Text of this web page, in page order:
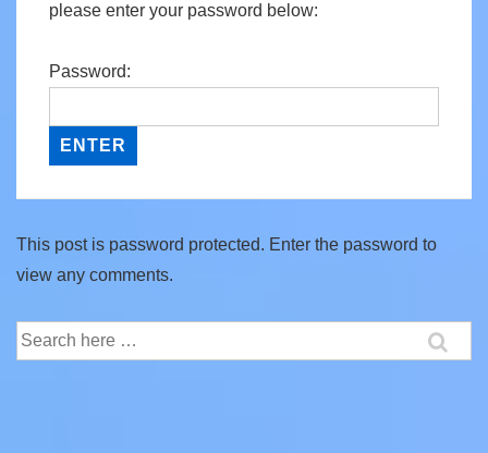
please enter your password below:
Password:
This post is password protected. Enter the password to
view any comments.
Search
for: